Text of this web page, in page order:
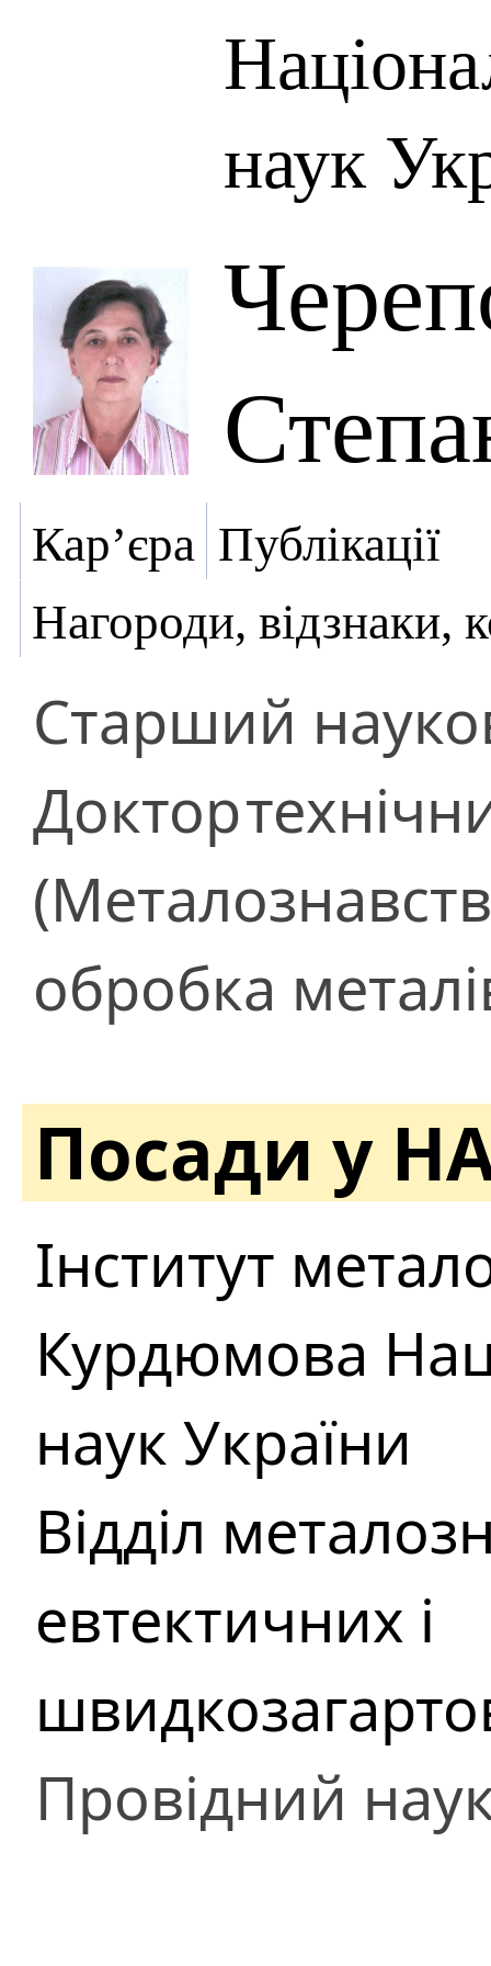
наук
Кар’єра Публікації
Нагороди, відзнаки,
Старший
Доктор
обробка
Посади у
Інститут
Курдюмова
наук України
Відділ
евтектичних і
Провідний